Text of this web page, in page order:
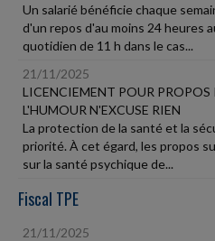
Un salarié bénéficie chaque
d'un repos d'au moins 24 heures
quotidien de 11 h dans le cas...
21/11/2025
LICENCIEMENT POUR PROPOS
L'HUMOUR N'EXCUSE RIEN
La protection de la santé et la
priorité. À cet égard, les propos
sur la santé psychique de...
Fiscal TPE
21/11/2025